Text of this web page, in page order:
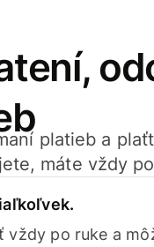
platieb a
máte vždy
vždy po ruke a